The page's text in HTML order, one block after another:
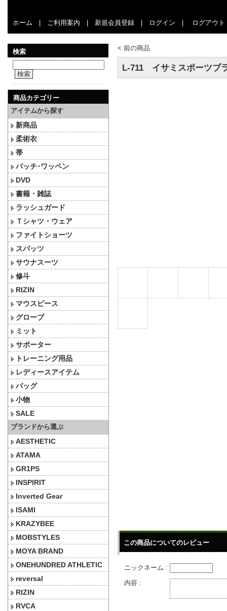
ホーム ご利用案内 新規会員登録 ログイン ログアウト
検索
検索
商品カテゴリー
アイテムから探す
新商品
柔術衣
帯
パッチ･ワッペン
DVD
書籍・雑誌
ラッシュガード
Ｔシャツ・ウェア
ファイトショーツ
スパッツ
サウナスーツ
修斗
RIZIN
マウスピース
グローブ
ミット
サポーター
トレーニング用品
レディースアイテム
バッグ
小物
SALE
ブランドから選ぶ
AESTHETIC
ATAMA
GR1PS
INSPIRIT
Inverted Gear
ISAMI
KRAZYBEE
MOBSTYLES
MOYA BRAND
ONEHUNDRED ATHLETIC
reversal
RIZIN
RVCA
< 前の商品
L-711 イサミスポーツブ
この商品についてのレビュー
ニックネーム :
内容 :